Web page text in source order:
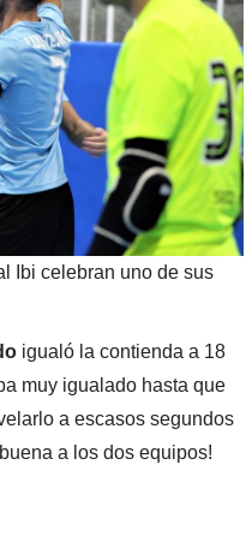
Ibi celebran uno de sus
igualó la contienda a 18
muy igualado hasta que
a escasos segundos
a los dos equipos!